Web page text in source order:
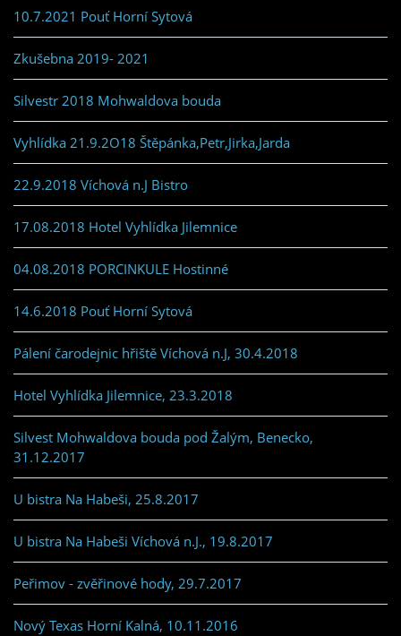
10.7.2021 Pouť Horní Sytová
Zkušebna 2019- 2021
Silvestr 2018 Mohwaldova bouda
Vyhlídka 21.9.2O18 Štěpánka,Petr,Jirka,Jarda
22.9.2018 Víchová n.J Bistro
17.08.2018 Hotel Vyhlídka Jilemnice
04.08.2018 PORCINKULE Hostinné
14.6.2018 Pouť Horní Sytová
Pálení čarodejnic hřiště Víchová n.J, 30.4.2018
Hotel Vyhlídka Jilemnice, 23.3.2018
Silvest Mohwaldova bouda pod Žalým, Benecko,
31.12.2017
U bistra Na Habeši, 25.8.2017
U bistra Na Habeši Víchová n.J., 19.8.2017
Peřimov - zvěřinové hody, 29.7.2017
Nový Texas Horní Kalná, 10.11.2016